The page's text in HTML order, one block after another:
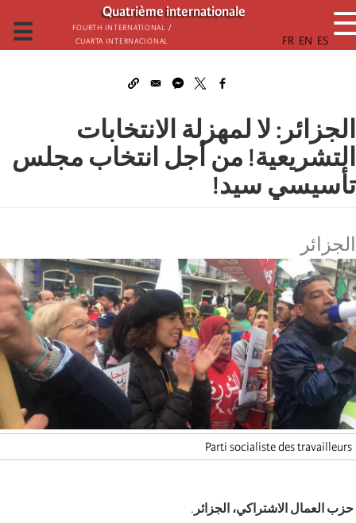
تجاوز
إلى
المحتوى
Quatrième internationale
Fourth International /
Cuarta Internacional
☰
الجزائر: لا لمهزلة الانتخابات
التشريعية! من أجل انتخاب مجلس
تأسيسي سيد!
الجزائر
Parti socialiste des travailleurs
حزب العمال الاشتراكي، الجزائر .